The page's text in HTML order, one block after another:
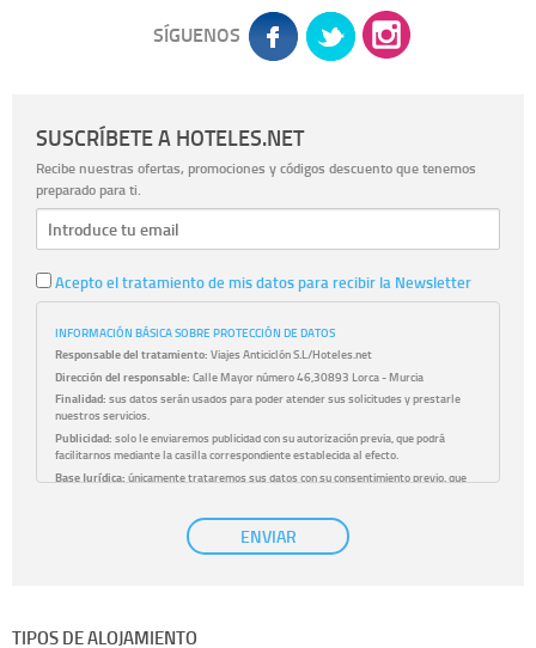
SÍGUENOS
SUSCRÍBETE A HOTELES.NET
Recibe nuestras ofertas, promociones y códigos descuento que tenemos
preparado para ti.
Acepto el tratamiento de mis datos para recibir la Newsletter
INFORMACIÓN BÁSICA SOBRE PROTECCIÓN DE DATOS
Responsable del tratamiento: Viajes Anticiclón S.L/Hoteles.net
Dirección del responsable: Calle Mayor número 46,30893 Lorca - Murcia
Finalidad: sus datos serán usados para poder atender sus solicitudes y prestarle
nuestros servicios.
Publicidad: solo le enviaremos publicidad con su autorización previa, que podrá
facilitarnos mediante la casilla correspondiente establecida al efecto.
Base Jurídica: únicamente trataremos sus datos con su consentimiento previo, que
con carácter general, sólo el personal de nuestra entidad que esté
debidamente autorizado podrá tener conocimiento de la información que le pedimos.
No se comunicarán datos a terceros.
Información complementaria:
ENVIAR
TIPOS DE ALOJAMIENTO